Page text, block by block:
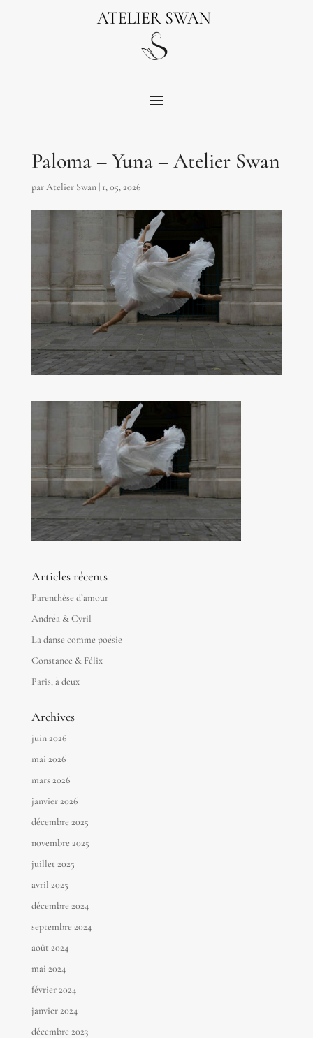
Paloma – Yuna – Atelier Swan
parAtelier Swan| 1, 05, 2026
Articles récents
Parenthèse d’amour
Andréa & Cyril
La danse comme poésie
Constance & Félix
Paris, à deux
Archives
juin 2026
mai 2026
mars 2026
janvier 2026
décembre 2025
novembre 2025
juillet 2025
avril 2025
décembre 2024
septembre 2024
août 2024
mai 2024
février 2024
janvier 2024
décembre 2023